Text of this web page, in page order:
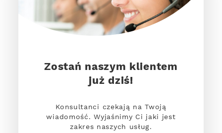
Zostań naszym klientem
już dziś!
Konsultanci czekają na Twoją
wiadomość. Wyjaśnimy Ci jaki jest
zakres naszych usług.